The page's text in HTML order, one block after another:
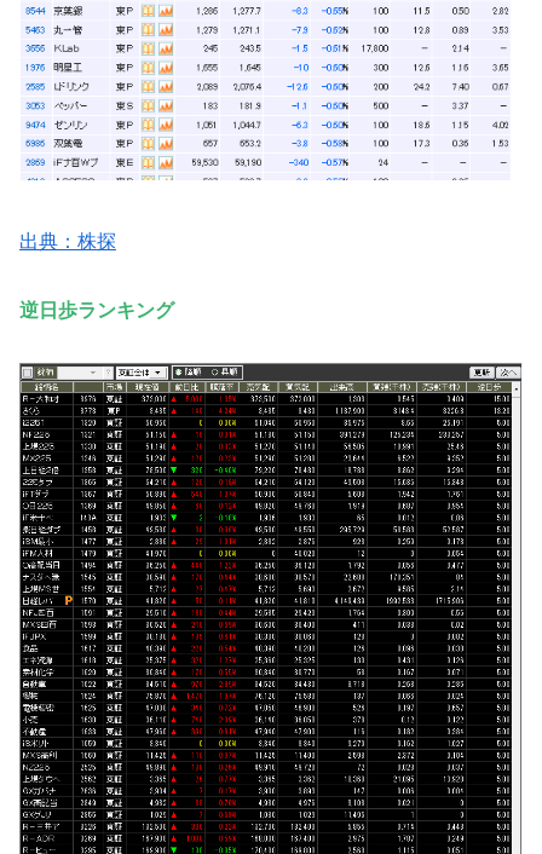
出典：株探
逆日歩ランキング